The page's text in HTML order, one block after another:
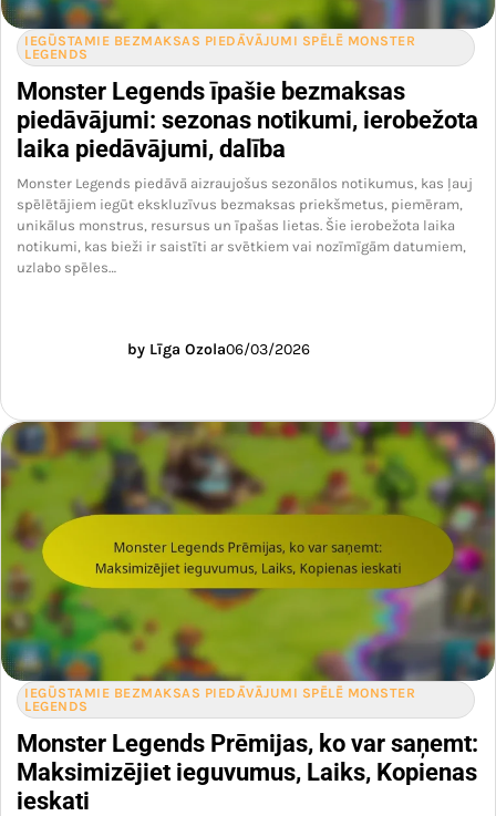
IEGŪSTAMIE BEZMAKSAS PIEDĀVĀJUMI SPĒLĒ MONSTER
LEGENDS
Monster Legends īpašie bezmaksas
piedāvājumi: sezonas notikumi, ierobežota
laika piedāvājumi, dalība
Monster Legends piedāvā aizraujošus sezonālos notikumus, kas ļauj
spēlētājiem iegūt ekskluzīvus bezmaksas priekšmetus, piemēram,
unikālus monstrus, resursus un īpašas lietas. Šie ierobežota laika
notikumi, kas bieži ir saistīti ar svētkiem vai nozīmīgām datumiem,
uzlabo spēles…
by Līga Ozola06/03/2026
IEGŪSTAMIE BEZMAKSAS PIEDĀVĀJUMI SPĒLĒ MONSTER
LEGENDS
Monster Legends Prēmijas, ko var saņemt:
Maksimizējiet ieguvumus, Laiks, Kopienas
ieskati